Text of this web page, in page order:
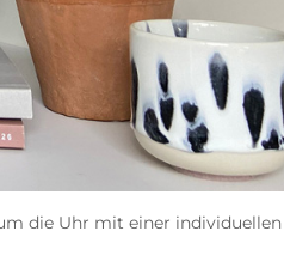
die Uhr mit einer